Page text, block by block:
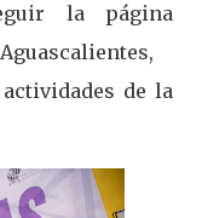
la página
de la